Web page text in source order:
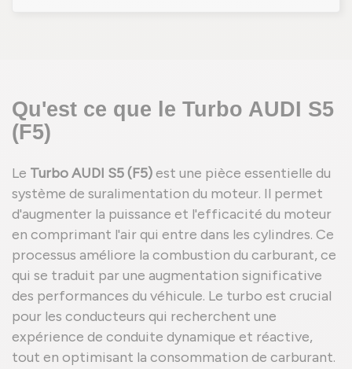
Qu'est ce que le Turbo AUDI S5
(F5)
Le Turbo AUDI S5 (F5)est une pièce essentielle du
système de suralimentation du moteur. Il permet
d'augmenter la puissance et l'efficacité du moteur
en comprimant l'air qui entre dans les cylindres. Ce
processus améliore la combustion du carburant, ce
qui se traduit par une augmentation significative
des performances du véhicule. Le turbo est crucial
pour les conducteurs qui recherchent une
expérience de conduite dynamique et réactive,
tout en optimisant la consommation de carburant.